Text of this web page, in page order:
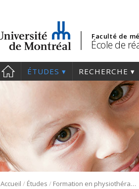
Faculté de
École de
ÉTUDES RECHERCHE
Accueil / Études / Formation en physiothérapie